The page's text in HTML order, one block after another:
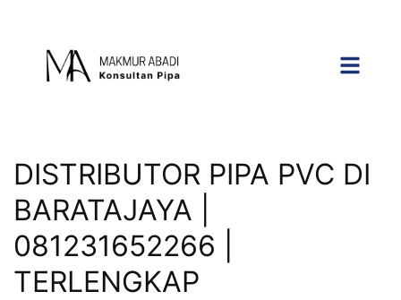
DISTRIBUTOR PIPA PVC DI
BARATAJAYA |
081231652266 |
TERLENGKAP